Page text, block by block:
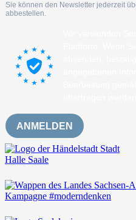
Sie können den Newsletter jederzeit
abbestellen.
ANMELDEN